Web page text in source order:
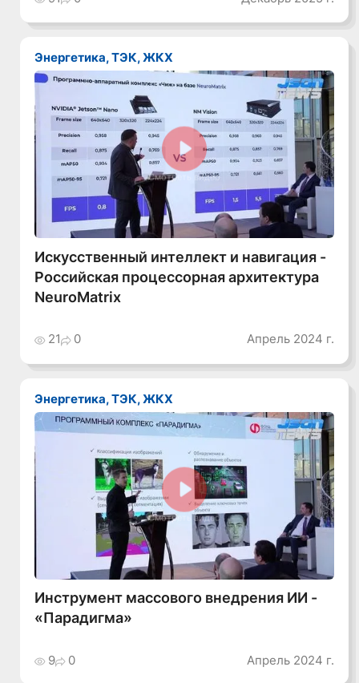
Энергетика, ТЭК, ЖКХ
Смотреть видео
Искусственный интеллект и навигация -
Российская процессорная архитектура
NeuroMatrix
21 0 Апрель 2024 г.
Энергетика, ТЭК, ЖКХ
Смотреть видео
Инструмент массового внедрения ИИ -
«Парадигма»
9 0 Апрель 2024 г.